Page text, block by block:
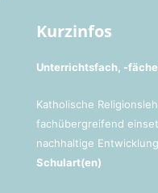
Kurzinfos
Unterrichtsfach, -
Katholische
fachübergreifend
nachhaltige
Schulart(en)